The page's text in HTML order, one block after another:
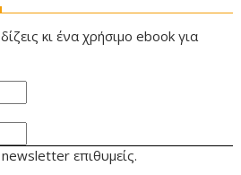
κι ένα χρήσιμο ebook για
επιθυμείς.